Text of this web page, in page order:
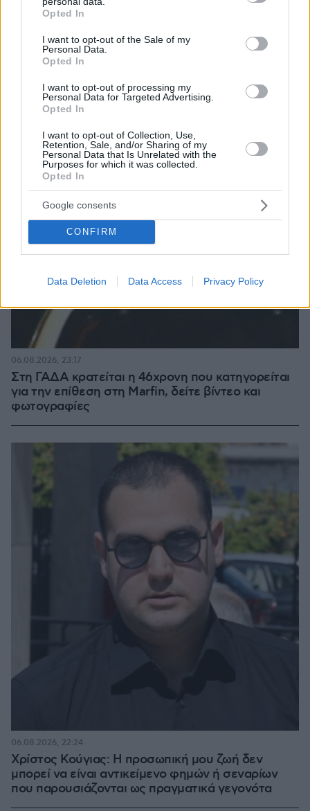
grant or deny consent to Google and its third-party tags to
use your data for below specified purposes in below Google
consent section.
Opted In
I want to opt-out of the Sale of my
Personal Data.
Opted In
I want to opt-out of processing my
Personal Data for Targeted Advertising.
Opted In
I want to opt-out of Collection, Use,
Retention, Sale, and/or Sharing of my
Personal Data that Is Unrelated with the
Purposes for which it was collected.
Opted In
Google consents
CONFIRM
Data Deletion Data Access Privacy Policy
ΤΑ ΠΙΟ ΔΗΜΟΦΙΛΗ
Στη ΓΑΔΑ κρατείται η 46χρονη που κατηγορείται
για την επίθεση στη Marfin, δείτε βίντεο και
φωτογραφίες
06.08.2026, 23:17
Χρίστος Κούγιας: Η προσωπική μου ζωή δεν
μπορεί να είναι αντικείμενο φημών ή σεναρίων
που παρουσιάζονται ως πραγματικά γεγονότα
06.08.2026, 22:24